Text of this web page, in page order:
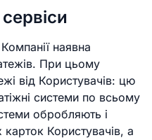
наявна
При цьому
від Користувачів: цю
системи по всьому
обробляють і
карток Користувачів, а